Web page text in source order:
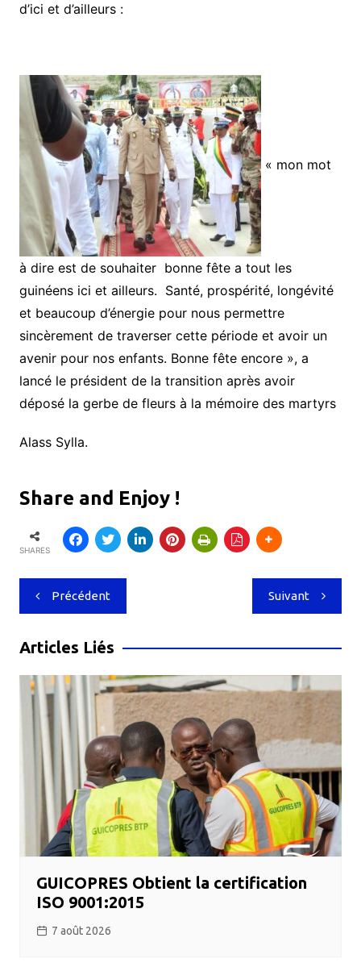
d’ici et d’ailleurs :
« mon mot
à dire est de souhaiter bonne fête a tout les
guinéens ici et ailleurs. Santé, prospérité, longévité
et beaucoup d’énergie pour nous permettre
sincèrement de traverser cette période et avoir un
avenir pour nos enfants. Bonne fête encore », a
lancé le président de la transition après avoir
déposé la gerbe de fleurs à la mémoire des martyrs
Alass Sylla.
Share and Enjoy !
SHARES
Navigation
de
l’article
Précédent Suivant
Articles Liés
GUICOPRES Obtient la certification
ISO 9001:2015
7 août 2026